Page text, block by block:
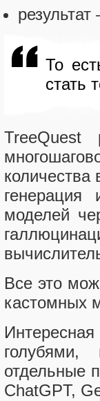
То
стать
TreeQuest
генерация
моделей
Все это
кастомных
отдельные
ChatGPT,